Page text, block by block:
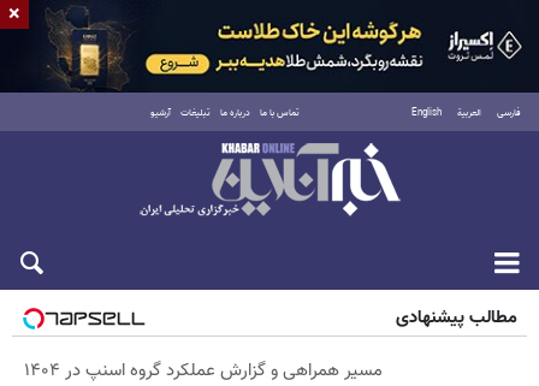
فارسی العربية English تماس با ما درباره ما تبلیغات آرشیو
شنبه ۱۷ مرداد ۱۴۰۵
مطالب پیشنهادی
مسیر همراهی و گزارش عملکرد گروه اسنپ در ۱۴۰۴
×